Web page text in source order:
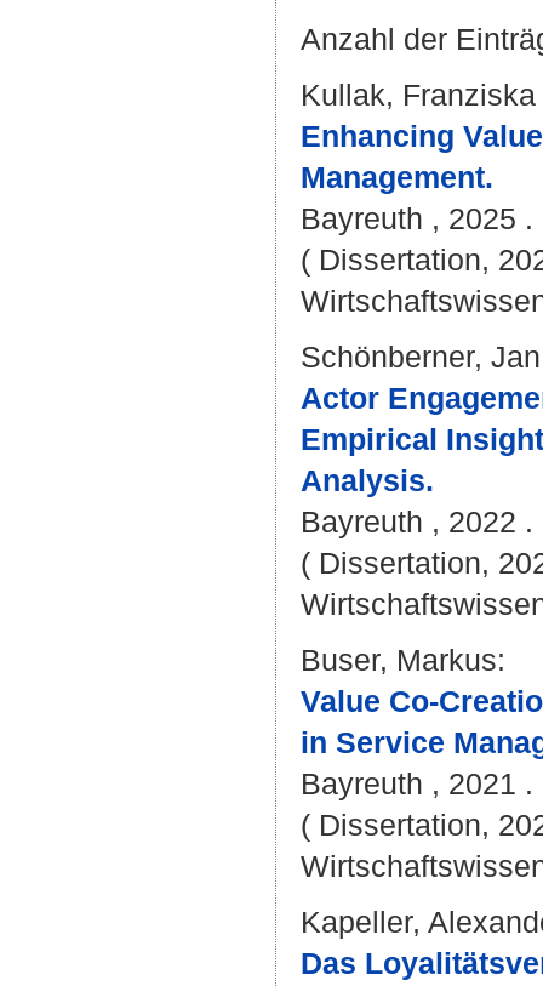
Anzahl der
Kullak,
Enhancing
Management.
Bayreuth , 2025
( Dissertation,
Schönberner, Jan
Actor
Empirical
Analysis.
Bayreuth , 2022
( Dissertation,
Buser, Markus:
Value Co-
in Service
Bayreuth , 2021
( Dissertation,
Kapeller,
Das